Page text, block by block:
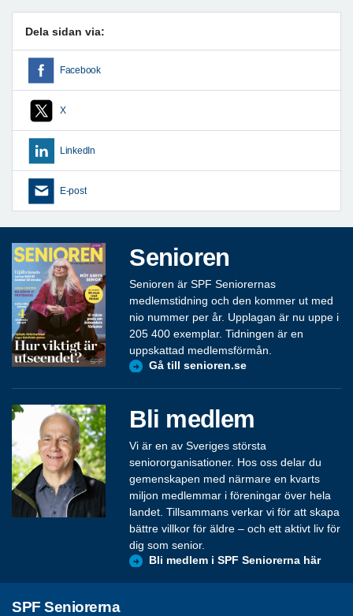
Dela sidan via:
Facebook
X
LinkedIn
E-post
Senioren
Senioren är SPF Seniorernas
medlemstidning och den kommer ut med
nio nummer per år. Upplagan är nu uppe i
205 400 exemplar. Tidningen är en
uppskattad medlemsförmån.
Gå till senioren.se
Bli medlem
Vi är en av Sveriges största
seniororganisationer. Hos oss delar du
gemenskapen med närmare en kvarts
miljon medlemmar i föreningar över hela
landet. Tillsammans verkar vi för att skapa
bättre villkor för äldre – och ett aktivt liv för
dig som senior.
Bli medlem i SPF Seniorerna här
SPF Seniorerna